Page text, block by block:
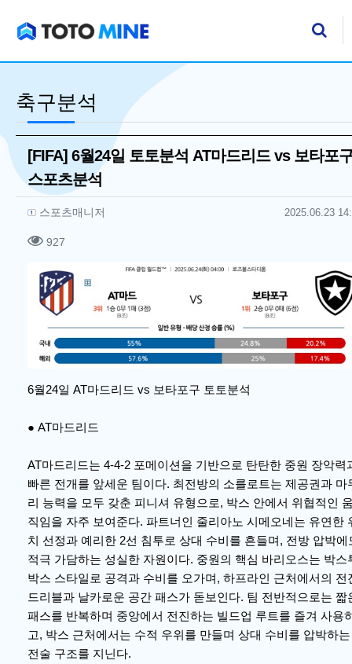
축구분석
[FIFA] 6월24일 토토분석 AT마드리드 vs 보타포
스포츠분석
작성자 정보
스포츠매니저 작성일
2025.06.23
컨텐츠 정보
927
본문
6월24일 AT마드리드 vs 보타포구 토토분석
● AT마드리드
AT마드리드는 4-4-2 포메이션을 기반으로 탄탄한 중원 장악력
빠른 전개를 앞세운 팀이다. 최전방의 소를로트는 제공권과 마
리 능력을 모두 갖춘 피니셔 유형으로, 박스 안에서 위협적인
직임을 자주 보여준다. 파트너인 줄리아노 시메오네는 유연한
치 선정과 예리한 2선 침투로 상대 수비를 흔들며, 전방 압박에
적극 가담하는 성실한 자원이다. 중원의 핵심 바리오스는 박스
박스 스타일로 공격과 수비를 오가며, 하프라인 근처에서의 전
드리블과 날카로운 공간 패스가 돋보인다. 팀 전반적으로는 짧
패스를 반복하며 중앙에서 전진하는 빌드업 루트를 즐겨 사용
고, 박스 근처에서는 수적 우위를 만들며 상대 수비를 압박하는
전술 구조를 지닌다.